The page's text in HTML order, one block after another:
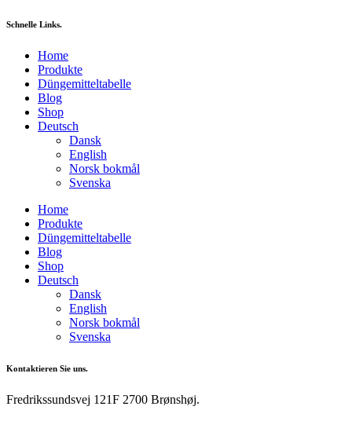
Schnelle Links.
Home
Produkte
Düngemitteltabelle
Blog
Shop
Deutsch
Dansk
English
Norsk bokmål
Svenska
Home
Produkte
Düngemitteltabelle
Blog
Shop
Deutsch
Dansk
English
Norsk bokmål
Svenska
Kontaktieren Sie uns.
Fredrikssundsvej 121F 2700 Brønshøj.